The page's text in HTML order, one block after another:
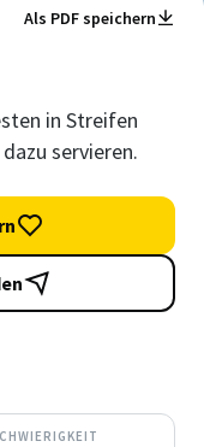
Als PDF speichern
in Streifen
servieren.